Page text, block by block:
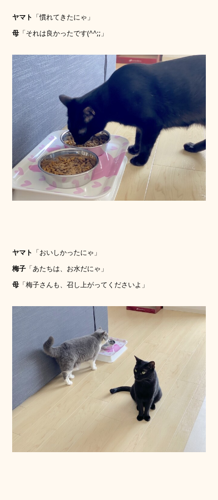
ヤマト 「慣れてきたにゃ」
母「それは良かったです(^^;;」
ヤマト 「おいしかったにゃ」
梅子「あたちは、お水だにゃ」
母「梅子さんも、召し上がってくださいよ」